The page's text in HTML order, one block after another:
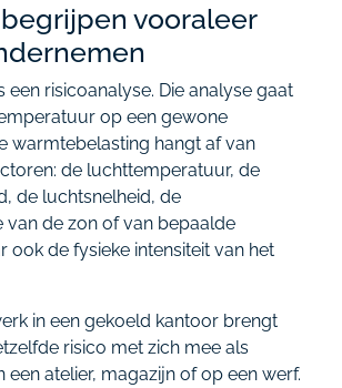
vooraleer
een risicoanalyse. Die analyse gaat
op een gewone
warmtebelasting hangt af van
de luchttemperatuur, de
de luchtsnelheid, de
van de zon of van bepaalde
ook de fysieke intensiteit van het
in een gekoeld kantoor brengt
risico met zich mee als
een atelier, magazijn of op een werf.